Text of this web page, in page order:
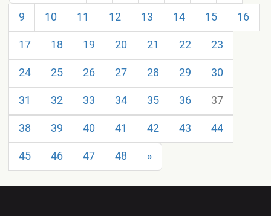
9
10 11 12 13 14 15
16
17
18 19 20 21 22
23
24
25 26 27 28 29
30
31
32 33 34 35 36
37
38
39 40 41 42 43
44
45
46 47 48 »